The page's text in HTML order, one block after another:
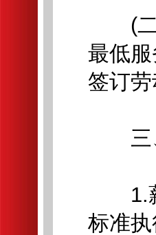
(二)
最低
签订劳
三、
1.薪
标准执